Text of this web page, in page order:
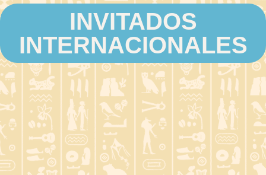
INVITADOS
INTERNACIONALES